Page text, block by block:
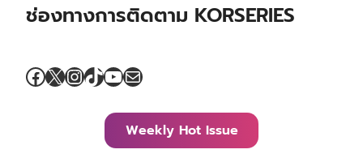
ช่องทางการติดตาม KORSERIES
Facebook
X Instagram
TikTok
YouTube
Mail
Weekly Hot Issue